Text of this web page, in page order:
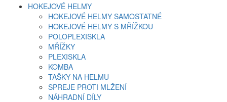
HOKEJOVÉ HELMY
HOKEJOVÉ HELMY SAMOSTATNÉ
HOKEJOVÉ HELMY S MŘÍŽKOU
POLOPLEXISKLA
MŘÍŽKY
PLEXISKLA
KOMBA
TAŠKY NA HELMU
SPREJE PROTI MLŽENÍ
NÁHRADNÍ DÍLY